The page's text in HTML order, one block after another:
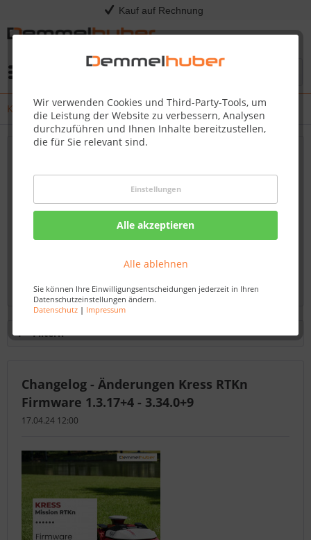
Kauf auf Rechnung
Wir verwenden Cookies und Third-Party-Tools, um
die Leistung der Website zu verbessern, Analysen
durchzuführen und Ihnen Inhalte bereitzustellen,
die für Sie relevant sind.
Einstellungen
Alle akzeptieren
Alle ablehnen
Sie können Ihre Einwilligungsentscheidungen jederzeit in Ihren
Datenschutzeinstellungen ändern.
Datenschutz| Impressum
Kress - Release Notes
für Ihren Kress Mission RTKn – Bleiben Sie
immer auf dem Laufenden
Willkommen auf unserem Blog, Ihrem verlässlichen
Fachhändler für Kress-Produkte. Hier finden Sie
umfassende und aktuelle Informationen zu Firmware-
mehr erfahren »
Filtern
Changelog - Änderungen Kress RTKn
Firmware 1.3.17+4 - 3.34.0+9
17.04.24 12:00